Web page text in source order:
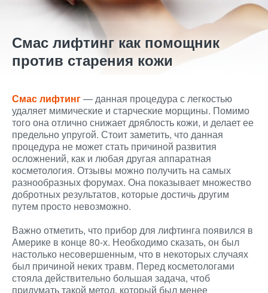
Смас лифтинг как помощник
против старения кожи
Смас лифтинг— данная процедура с легкостью
удаляет мимические и старческие морщины. Помимо
того она отлично снижает дряблость кожи, и делает ее
предельно упругой. Стоит заметить, что данная
процедура не может стать причиной развития
осложнений, как и любая другая аппаратная
косметология. Отзывы можно получить на самых
разнообразных форумах. Она показывает множество
добротных результатов, которые достичь другим
путем просто невозможно.
Важно отметить, что прибор для лифтинга появился в
Америке в конце 80-х. Необходимо сказать, он был
настолько несовершенным, что в некоторых случаях
был причиной неких травм. Перед косметологами
стояла действительно большая задача, чтоб
придумать такой метод, который был менее